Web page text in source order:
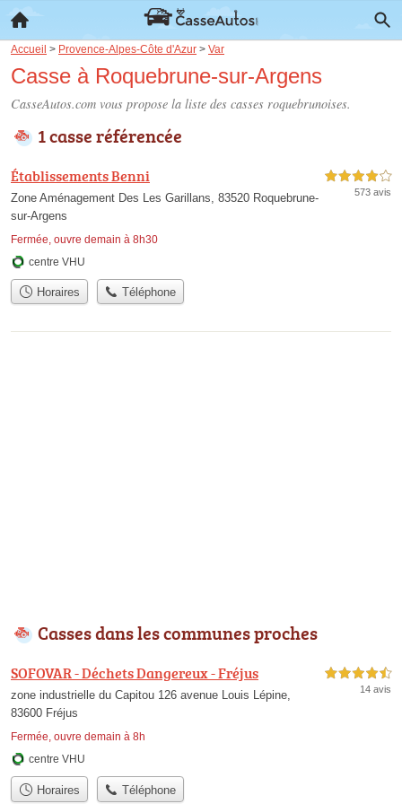
Accueil > Provence-Alpes-Côte d'Azur > Var
Casse à Roquebrune-sur-Argens
CasseAutos.com vous propose la liste des casses roquebrunoises.
1 casse référencée
Établissements Benni
Zone Aménagement Des Les Garillans, 83520 Roquebrune-
sur-Argens
Fermée, ouvre demain à 8h30
4,0 étoiles sur 5
573 avis
centre VHU
Horaires Téléphone
Casses dans les communes proches
SOFOVAR - Déchets Dangereux - Fréjus
zone industrielle du Capitou 126 avenue Louis Lépine,
83600 Fréjus
Fermée, ouvre demain à 8h
4,5 étoiles sur 5
14 avis
centre VHU
Horaires Téléphone